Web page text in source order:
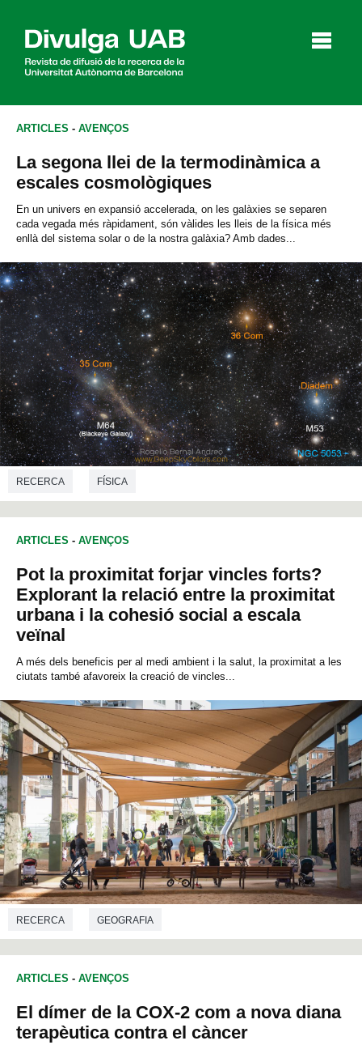
Articles
English Español
CERCAR
ARTICLES - AVENÇOS
La segona llei de la termodinàmica a
escales cosmològiques
En un univers en expansió accelerada, on les galàxies se separen
cada vegada més ràpidament, són vàlides les lleis de la física més
enllà del sistema solar o de la nostra galàxia? Amb dades...
RECERCA FÍSICA
ARTICLES - AVENÇOS
Pot la proximitat forjar vincles forts?
Explorant la relació entre la proximitat
urbana i la cohesió social a escala
veïnal
A més dels beneficis per al medi ambient i la salut, la proximitat a les
ciutats també afavoreix la creació de vincles...
RECERCA GEOGRAFIA
ARTICLES - AVENÇOS
El dímer de la COX-2 com a nova diana
terapèutica contra el càncer